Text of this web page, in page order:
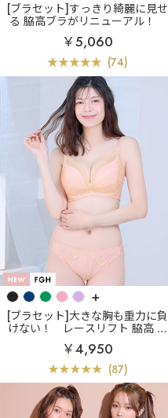
[ブラセット]すっきり綺麗に見せ
る 脇高ブラがリニューアル！
カシュクールレース脇高ブラ(R)
ブラジャー&ショーツ (FGHカッ
プ)
￥5,060
(74)
+
[ブラセット]大きな胸も重力に負
けない！
レースリフト 脇高 ブ
ラジャー&ショーツ (FGHカップ)
￥4,950
(87)